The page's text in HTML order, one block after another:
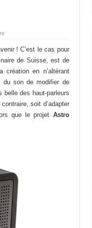
! C’est le cas pour
de Suisse, est de
création en n’altérant
du son de modifier de
belle des haut-parleurs
soit d’adapter
que le projet Astro